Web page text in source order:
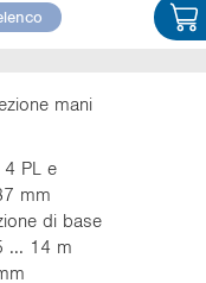
mani
4 PL e
mm
di base
... 14 m